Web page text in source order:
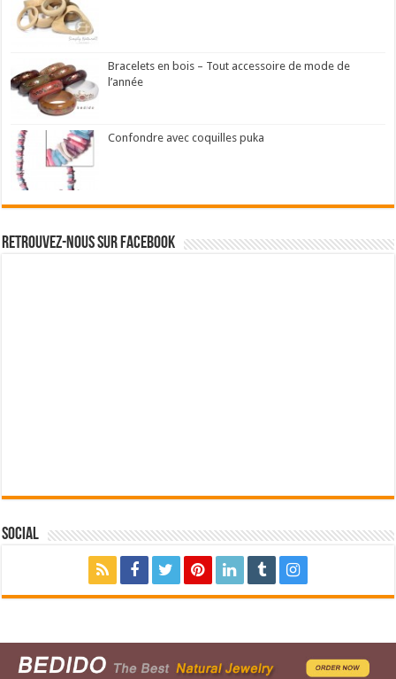
Bracelets en bois – Tout accessoire de mode de
l’année
Confondre avec coquilles puka
Retrouvez-nous sur Facebook
Social